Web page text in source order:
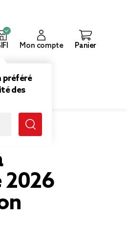
préféré
des
Mon compte Panier
2026